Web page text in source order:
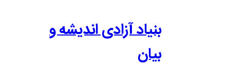
بنیاد آزادی اندیشه و
بیان